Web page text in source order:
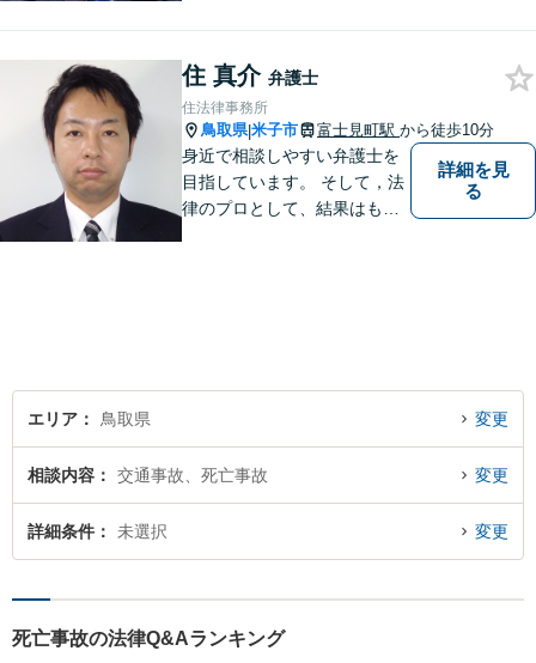
ている方も、お気軽にご相談
ください！【駐車場有】
住 真介 弁護士
住法律事務所
鳥取県|米子市 富士見町駅 から徒歩10分
身近で相談しやすい弁護士を
目指しています。 そして，法
律のプロとして、結果はもち
詳細を見
る
エリア 鳥取県 変更
相談内容 交通事故、死亡事故 変更
詳細条件 未選択 変更
死亡事故の法律Q&Aランキング